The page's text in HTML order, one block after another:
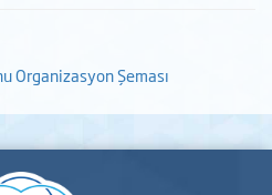
Organizasyon Şeması